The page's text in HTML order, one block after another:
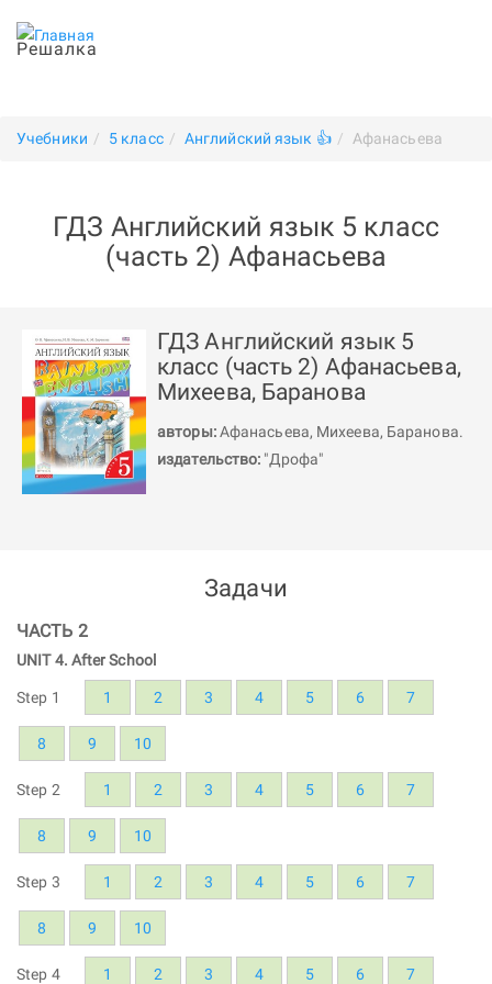
Решалка
Учебники 5 класс Английский язык 👍 Афанасьева
ГДЗ Английский язык 5 класс
(часть 2) Афанасьева
ГДЗ Английский язык 5
класс (часть 2) Афанасьева,
Михеева, Баранова
авторы:Афанасьева, Михеева, Баранова.
издательство: "Дрофа"
Задачи
ЧАСТЬ 2
UNIT 4. After School
Step 1 1 2 3 4 5 6 7
8 9 10
Step 2 1 2 3 4 5 6 7
8 9 10
Step 3 1 2 3 4 5 6 7
8 9 10
Step 4 1 2 3 4 5 6 7